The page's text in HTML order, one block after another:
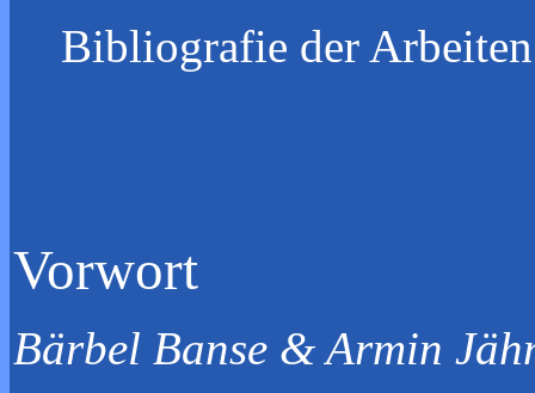
Bibliografie der
Vorwort
Bärbel Banse & Armin